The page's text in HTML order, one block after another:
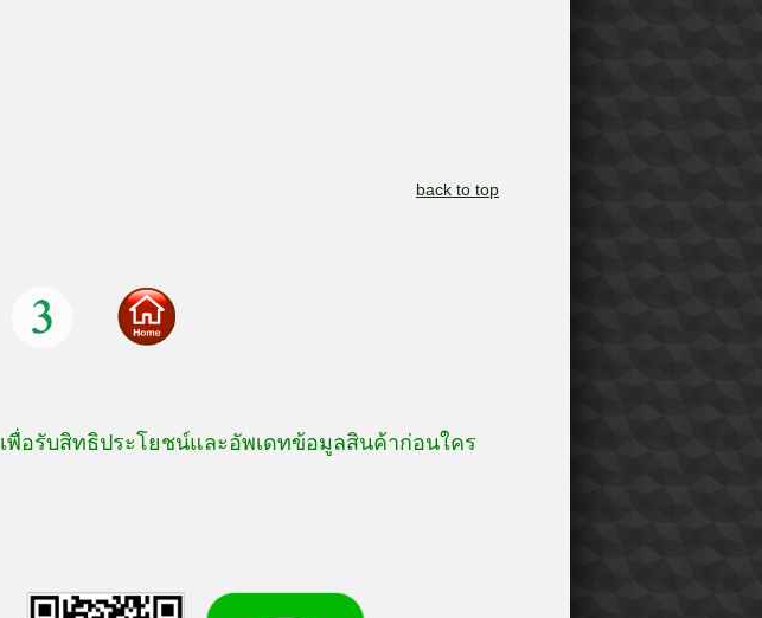
back to top
เพื่อรับสิทธิประโยชน์และอัพเดทข้อมูลสินค้าก่อนใคร